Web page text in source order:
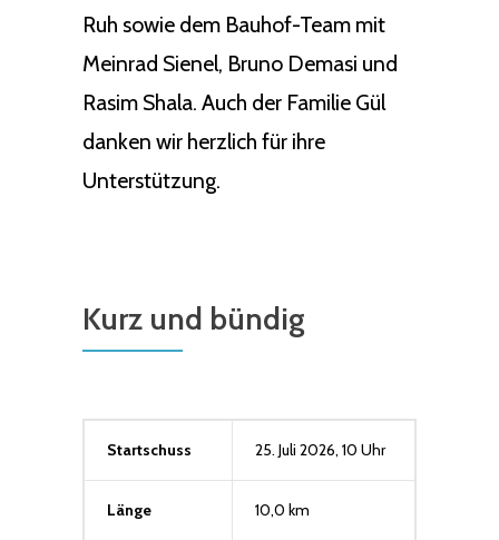
Ruh sowie dem Bauhof-Team mit
Meinrad Sienel, Bruno Demasi und
Rasim Shala. Auch der Familie Gül
danken wir herzlich für ihre
Unterstützung.
Kurz und bündig
Startschuss 25. Juli 2026, 10 Uhr
Länge 10,0 km